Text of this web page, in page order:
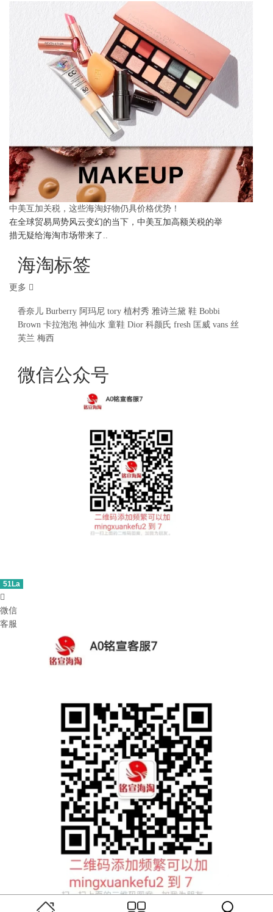
中美互加关税，这些海淘好物仍具价格优势！
在全球贸易局势风云变幻的当下，中美互加高额关税的举
措无疑给海淘市场带来了..
海淘标签
更多
香奈儿 Burberry 阿玛尼 tory 植村秀 雅诗兰黛 鞋 Bobbi
Brown 卡拉泡泡 神仙水 童鞋 Dior 科颜氏 fresh 匡威 vans 丝
芙兰 梅西
微信公众号
51La

微信
客服